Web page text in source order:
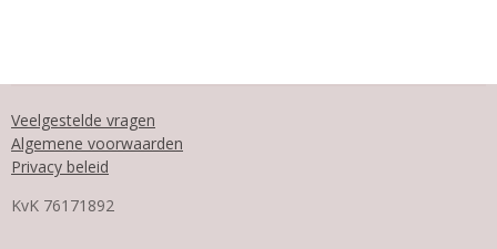
Veelgestelde vragen
Algemene voorwaarden
Privacy beleid
KvK 76171892